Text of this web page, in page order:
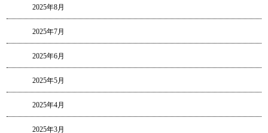
2025年8月
2025年7月
2025年6月
2025年5月
2025年4月
2025年3月